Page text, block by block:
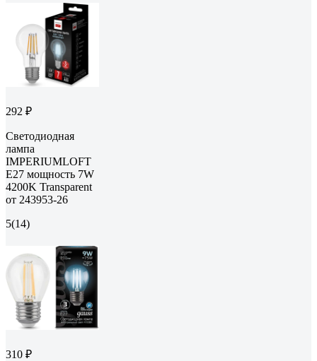
292 ₽
Светодиодная
лампа
IMPERIUMLOFT
E27 мощность 7W
4200K Transparent
от 243953-26
5(14)
310 ₽